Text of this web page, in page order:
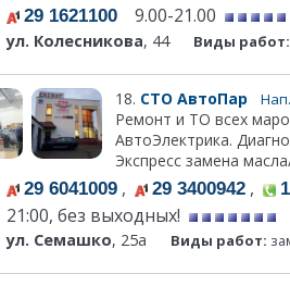
29 1621100 9.00-21.00
ул. Колесникова, 44 Виды работ:
18. СТО АвтоПар
Ремонт и ТО всех
АвтоЭлектрика.
Экспресс замена
29 6041009 , 29 3400942 ,
21:00, без выходных!
ул. Семашко, 25а Виды работ: